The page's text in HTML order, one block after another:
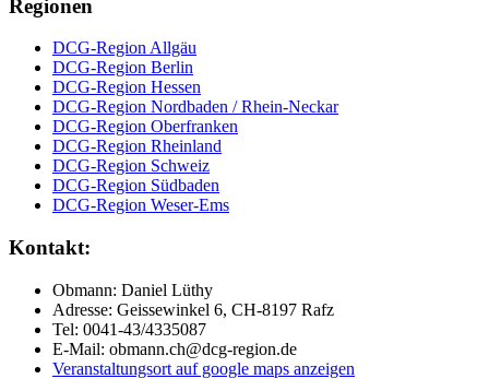
Regionen
DCG-Region Allgäu
DCG-Region Berlin
DCG-Region Hessen
DCG-Region Nordbaden / Rhein-Neckar
DCG-Region Oberfranken
DCG-Region Rheinland
DCG-Region Schweiz
DCG-Region Südbaden
DCG-Region Weser-Ems
Kontakt:
Obmann: Daniel Lüthy
Adresse: Geissewinkel 6, CH-8197 Rafz
Tel: 0041-43/4335087
E-Mail: obmann.ch@dcg-region.de
Veranstaltungsort auf google maps anzeigen